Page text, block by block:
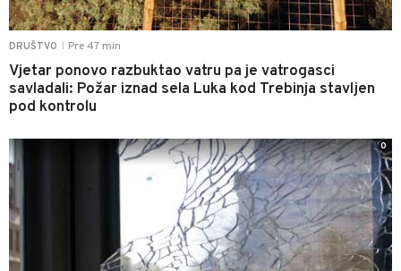
DRUŠTVO Pre 47 min
Vjetar ponovo razbuktao vatru pa je vatrogasci
savladali: Požar iznad sela Luka kod Trebinja stavljen
pod kontrolu
0